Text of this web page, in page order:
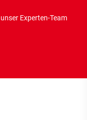
Experten-Team